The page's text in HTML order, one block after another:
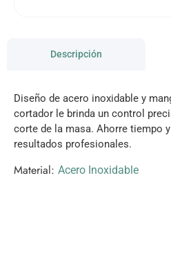
Descripción
Diseño de acero inoxidable y
cortador le brinda un control
corte de la masa. Ahorre tiempo
resultados profesionales.
Material: Acero Inoxidable